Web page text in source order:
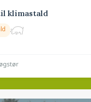
klimastald